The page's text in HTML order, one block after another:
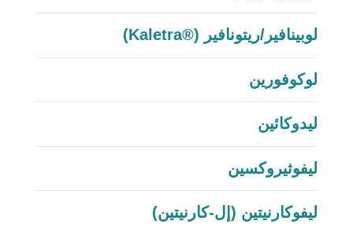
لوبينافير/ريتونافير (®Kaletra)
لوكوفورين
ليدوكائين
ليفوثيروكسين
ليفوكارنيتين (إل-كارنيتين)